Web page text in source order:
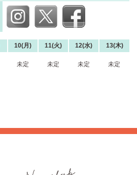
10(月) 11(火) 12(水) 13(木)
未定 未定 未定 未定